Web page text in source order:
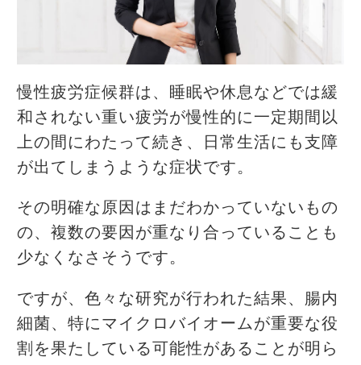
慢性疲労症候群は、睡眠や休息などでは緩
和されない重い疲労が慢性的に一定期間以
上の間にわたって続き、日常生活にも支障
が出てしまうような症状です。
その明確な原因はまだわかっていないもの
の、複数の要因が重なり合っていることも
少なくなさそうです。
ですが、色々な研究が行われた結果、腸内
細菌、特にマイクロバイオームが重要な役
割を果たしている可能性があることが明ら